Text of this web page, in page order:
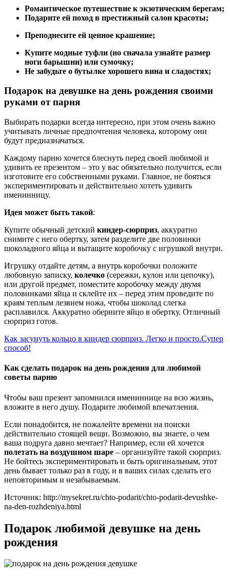
Романтическое путешествие к экзотическим берегам;
Подарите ей поход в престижный салон красоты;
Преподнесите ей ценное крашение;
Купите модные туфли (но сначала узнайте размер
ноги барышни) или сумочку;
Не забудьте о бутылке хорошего вина и сладостях;
Подарок на девушке на день рождения своими
руками от парня
Выбирать подарки всегда интересно, при этом очень важно
учитывать личные предпочтения человека, которому они
будут предназначаться.
Каждому парню хочется блеснуть перед своей любимой и
удивить ее презентом – это у вас обязательно получится, если
изготовите его собственными руками. Главное, не бояться
экспериментировать и действительно хотеть удивить
именинницу.
Идея может быть такой:
Купите обычный детский киндер-сюрприз, аккуратно
снимите с него обертку, затем разделите две половинки
шоколадного яйца и вытащите коробочку с игрушкой внутри.
Игрушку отдайте детям, а внутрь коробочки положите
любовную записку, колечко (сережки, кулон или цепочку),
или другой предмет, поместите коробочку между двумя
половинками яйца и склейте их – перед этим проведите по
краям теплым лезвием ножа, чтобы шоколад слегка
расплавился. Аккуратно оберните яйцо в обертку. Отличный
сюрприз готов.
Как засунуть кольцо в киндер сюрприз. Легко и просто.Супер
способ!
Как сделать подарок на день рождения для любимой
советы парню
Чтобы ваш презент запомнился имениннице на всю жизнь,
вложите в него душу. Подарите любимой впечатления.
Если понадобится, не пожалейте времени на поиски
действительно стоящей вещи. Возможно, вы знаете, о чем
ваша подруга давно мечтает? Например, если ей хочется
полетать на воздушном шаре – организуйте такой сюрприз.
Не бойтесь экспериментировать и быть оригинальным, этот
день бывает только раз в году, и в ваших силах сделать его
неповторимым и незабываемым.
Источник: http://mysekret.ru/chto-podarit/chto-podarit-devushke-
na-den-rozhdeniya.html
Подарок любимой девушке на день
рождения